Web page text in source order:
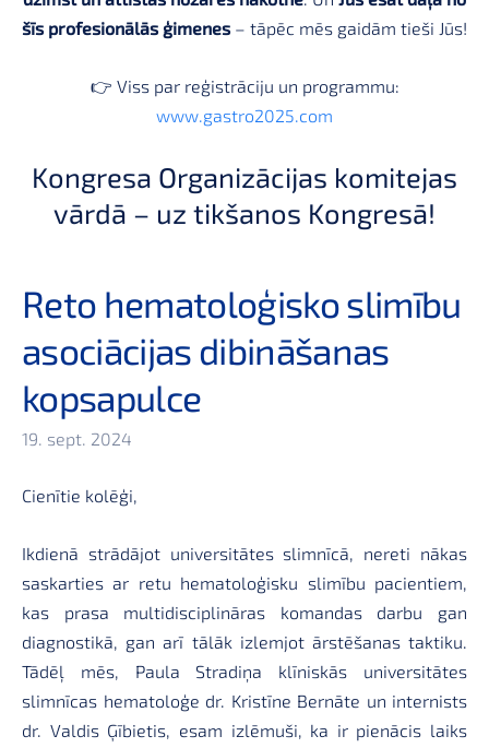
šīs profesionālās ģimenes – tāpēc mēs gaidām tieši Jūs!
👉 Viss par reģistrāciju un programmu:
www.gastro2025.com
Kongresa Organizācijas komitejas
vārdā – uz tikšanos Kongresā!
Reto hematoloģisko slimību
asociācijas dibināšanas
kopsapulce
19. sept. 2024
Cienītie kolēģi,
Ikdienā strādājot universitātes slimnīcā, nereti nākas
saskarties ar retu hematoloģisku slimību pacientiem,
kas prasa multidisciplināras komandas darbu gan
diagnostikā, gan arī tālāk izlemjot ārstēšanas taktiku.
Tādēļ mēs, Paula Stradiņa klīniskās universitātes
slimnīcas hematoloģe dr. Kristīne Bernāte un internists
dr. Valdis Ģībietis, esam izlēmuši, ka ir pienācis laiks